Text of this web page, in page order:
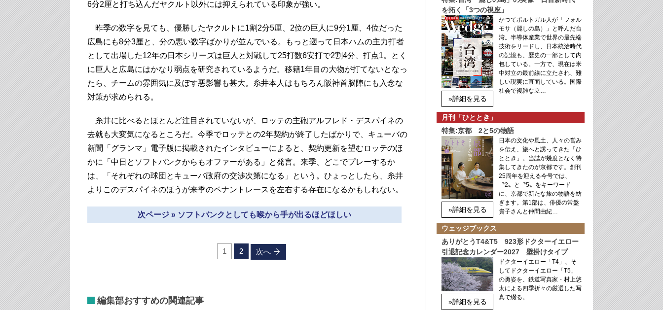
6分2厘と打ち込んだヤクルト以外には抑えられている印象が強い。
昨季の数字を見ても、優勝したヤクルトに1割2分5厘、2位の巨人に9分1厘、4位だった
広島にも8分3厘と、分の悪い数字ばかりが並んでいる。もっと遡って日本ハムの主力打者
として出場した12年の日本シリーズは巨人と対戦して25打数6安打で2割4分、打点1。とく
に巨人と広島にはかなり弱点を研究されているようだ。移籍1年目の大物が打てないとなっ
たら、チームの雰囲気に及ぼす悪影響も甚大。糸井本人はもちろん阪神首脳陣にも入念な
対策が求められる。
糸井に比べるとほとんど注目されていないが、ロッテの主砲アルフレド・デスパイネの
去就も大変気になるところだ。今季でロッテとの2年契約が終了したばかりで、キューバの
新聞「グランマ」電子版に掲載されたインタビューによると、契約更新を望むロッテのほ
かに「中日とソフトバンクからもオファーがある」と発言。来季、どこでプレーするか
は、「それぞれの球団とキューバ政府の交渉次第になる」という。ひょっとしたら、糸井
よりこのデスパイネのほうが来季のペナントレースを左右する存在になるかもしれない。
次ページ » ソフトバンクとしても喉から手が出るほどほしい
1 2 次へ
編集部おすすめの関連記事
を拓く「3つの視座」
»詳細を見る
かつてポルトガル人が「フォル
モサ（麗しの島）」と呼んだ台
湾。半導体産業で世界の最先端
技術をリードし、日本統治時代
の記憶も、歴史の一部として内
包している。一方で、現在は米
中対立の最前線に立たされ、難
しい現実に直面している。国際
社会で複雑な立…
月刊「ひととき」
特集:京都 2と5の物語
»詳細を見る
日本の文化や風土、人々の営み
を伝え、旅へと誘ってきた「ひ
ととき」。当誌が幾度となく特
集してきたのが京都です。創刊
25周年を迎える今号では、
〝2〟と〝5〟をキーワード
に、京都で新たな旅の物語を紡
ぎます。第1部は、俳優の常盤
貴子さんと仲間由紀…
ウェッジブックス
ありがとうT4&T5 923形ドクターイエロー
引退記念カレンダー2027 壁掛けタイプ
»詳細を見る
ドクターイエロー「T4」、そ
してドクターイエロー「T5」
の勇姿を、鉄道写真家・村上悠
太による四季折々の厳選した写
真で綴る。